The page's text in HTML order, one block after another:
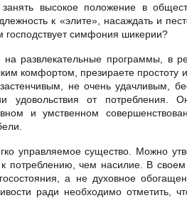
высокое положение в
к «элите», насаждать и
господствует симфония шикерии?
развлекательные программы, в
комфортом, презираете простоту и
не очень удачливым,
от потребления.
и умственном
управляемое существо. Можно
потреблению, чем насилие. В
а не духовное
ради необходимо отметить,